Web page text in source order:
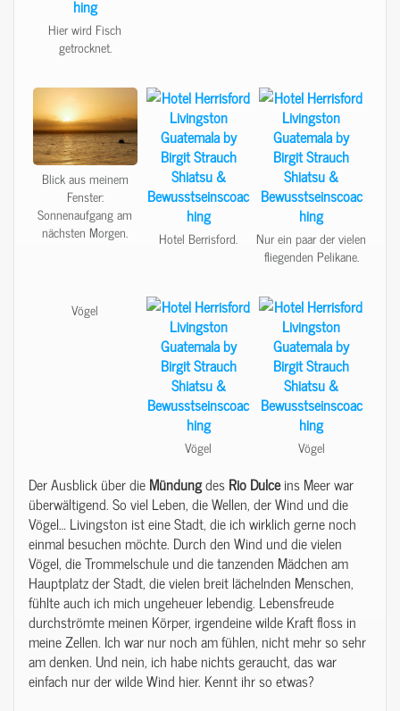
Hier wird Fisch
getrocknet.
Blick aus meinem
Fenster:
Sonnenaufgang am
nächsten Morgen.
Hotel Berrisford.
Nur ein paar der vielen
fliegenden Pelikane.
Vögel
Vögel Vögel
Der Ausblick über dieMündungdesRioDulceins Meer war
überwältigend. So viel Leben, die Wellen, der Wind und die
Vögel… Livingston ist eine Stadt, die ich wirklich gerne noch
einmal besuchen möchte. Durch den Wind und die vielen
Vögel, die Trommelschule und die tanzenden Mädchen am
Hauptplatz der Stadt, die vielen breit lächelnden Menschen,
fühlte auch ich mich ungeheuer lebendig. Lebensfreude
durchströmte meinen Körper, irgendeine wilde Kraft floss in
meine Zellen. Ich war nur noch am fühlen, nicht mehr so sehr
am denken. Und nein, ich habe nichts geraucht, das war
einfach nur der wilde Wind hier. Kennt ihr so etwas?